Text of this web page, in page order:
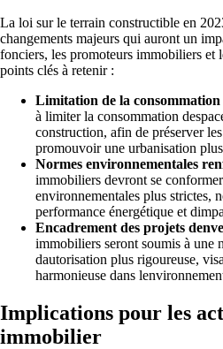
La loi sur le terrain constructible en
changements majeurs qui auront un
fonciers, les promoteurs immobiliers et
points clés à retenir :
Limitation de la consommation
à limiter la consommation
construction, afin de préserver
promouvoir une urbanisation
Normes environnementales
immobiliers devront se
environnementales plus strictes,
performance énergétique et
Encadrement des projets
immobiliers seront soumis à une
dautorisation plus rigoureuse,
harmonieuse dans
Implications pour les
immobilier